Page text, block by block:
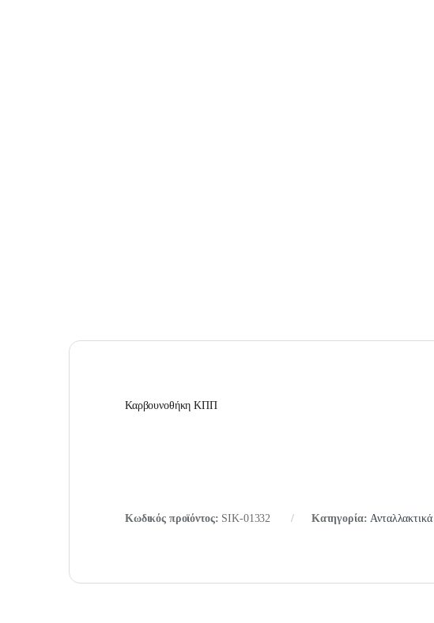
Καρβουνοθήκη ΚΠΠ
Κωδικός προϊόντος: SIK-01332 Κατηγορία: